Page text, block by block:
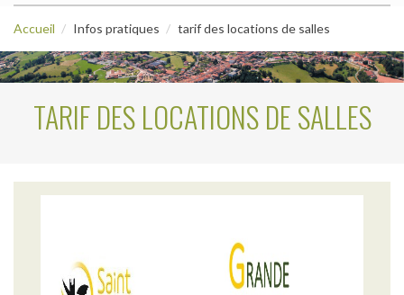
Accueil Infos pratiques tarif des locations de salles
TARIF DES LOCATIONS DE SALLES